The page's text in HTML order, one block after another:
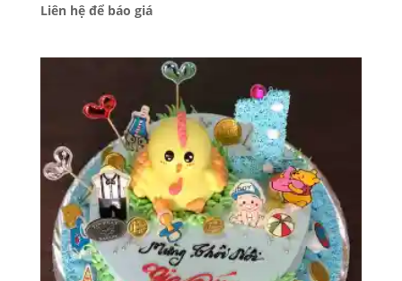
Liên hệ để báo giá